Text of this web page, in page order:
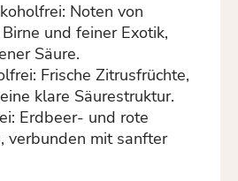
Noten von
und feiner Exotik,
Säure.
Frische Zitrusfrüchte,
klare Säurestruktur.
Erdbeer- und rote
verbunden mit sanfter